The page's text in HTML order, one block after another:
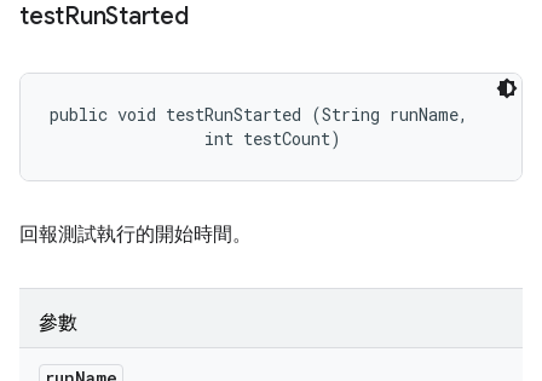
testRunStarted
public void testRunStarted (String runName,
                int testCount)
回報測試執行的開始時間。
參數